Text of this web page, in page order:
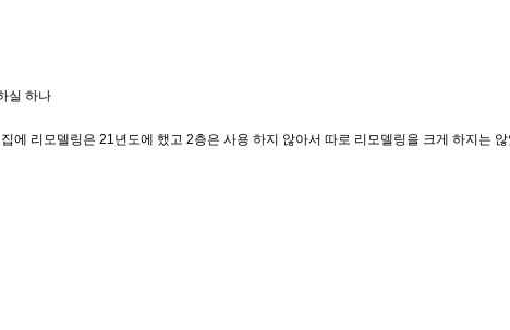
실 하나
에 리모델링은 21년도에 했고 2층은 사용 하지 않아서 따로 리모델링을 크게 하지는